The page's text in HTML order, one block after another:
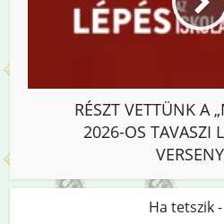
RÉSZT VETTÜNK A
2026-OS TAVASZI
Ha tetszik -